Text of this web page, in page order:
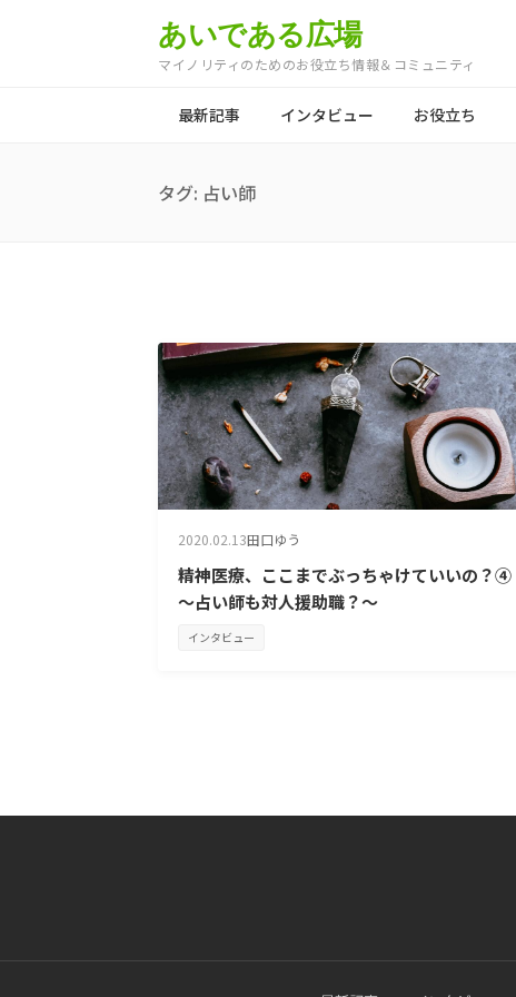
あいである広場
マイノリティのためのお役立ち情報＆コミュニティ
最新記事 インタビュー お役立ち
タグ: 占い師
2020.02.13田口ゆう
精神医療、ここまでぶっちゃけていいの？④
～占い師も対人援助職？～
インタビュー